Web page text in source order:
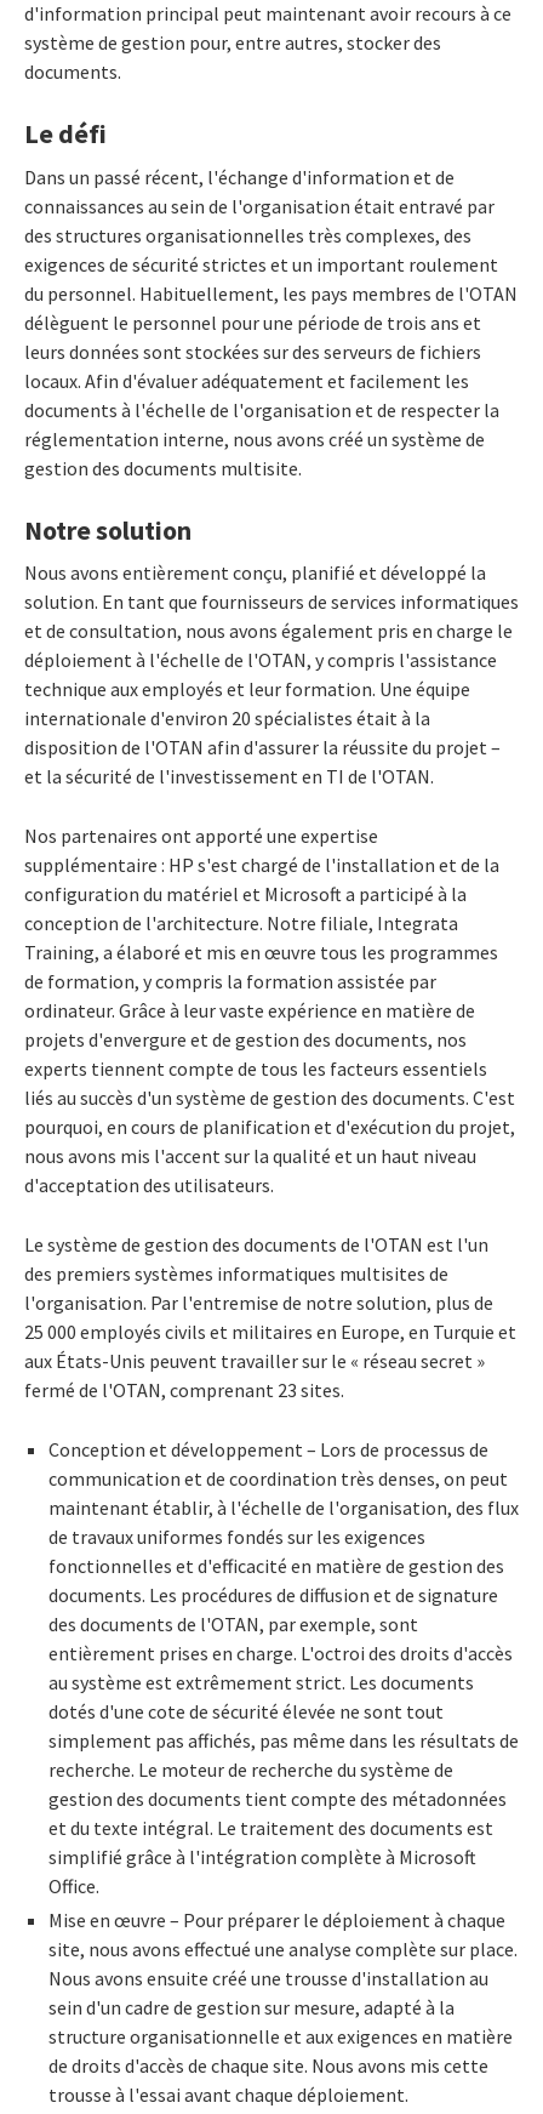
d'information principal peut maintenant avoir recours à ce
système de gestion pour, entre autres, stocker des
documents.
Le défi
Dans un passé récent, l'échange d'information et de
connaissances au sein de l'organisation était entravé par
des structures organisationnelles très complexes, des
exigences de sécurité strictes et un important roulement
du personnel. Habituellement, les pays membres de l'OTAN
délèguent le personnel pour une période de trois ans et
leurs données sont stockées sur des serveurs de fichiers
locaux. Afin d'évaluer adéquatement et facilement les
documents à l'échelle de l'organisation et de respecter la
réglementation interne, nous avons créé un système de
gestion des documents multisite.
Notre solution
Nous avons entièrement conçu, planifié et développé la
solution. En tant que fournisseurs de services informatiques
et de consultation, nous avons également pris en charge le
déploiement à l'échelle de l'OTAN, y compris l'assistance
technique aux employés et leur formation. Une équipe
internationale d'environ 20 spécialistes était à la
disposition de l'OTAN afin d'assurer la réussite du projet –
et la sécurité de l'investissement en TI de l'OTAN.
Nos partenaires ont apporté une expertise
supplémentaire : HP s'est chargé de l'installation et de la
configuration du matériel et Microsoft a participé à la
conception de l'architecture. Notre filiale, Integrata
Training, a élaboré et mis en œuvre tous les programmes
de formation, y compris la formation assistée par
ordinateur. Grâce à leur vaste expérience en matière de
projets d'envergure et de gestion des documents, nos
experts tiennent compte de tous les facteurs essentiels
liés au succès d'un système de gestion des documents. C'est
pourquoi, en cours de planification et d'exécution du projet,
nous avons mis l'accent sur la qualité et un haut niveau
d'acceptation des utilisateurs.
Le système de gestion des documents de l'OTAN est l'un
des premiers systèmes informatiques multisites de
l'organisation. Par l'entremise de notre solution, plus de
25 000 employés civils et militaires en Europe, en Turquie et
aux États-Unis peuvent travailler sur le « réseau secret »
fermé de l'OTAN, comprenant 23 sites.
Conception et développement – Lors de processus de
communication et de coordination très denses, on peut
maintenant établir, à l'échelle de l'organisation, des flux
de travaux uniformes fondés sur les exigences
fonctionnelles et d'efficacité en matière de gestion des
documents. Les procédures de diffusion et de signature
des documents de l'OTAN, par exemple, sont
entièrement prises en charge. L'octroi des droits d'accès
au système est extrêmement strict. Les documents
dotés d'une cote de sécurité élevée ne sont tout
simplement pas affichés, pas même dans les résultats de
recherche. Le moteur de recherche du système de
gestion des documents tient compte des métadonnées
et du texte intégral. Le traitement des documents est
simplifié grâce à l'intégration complète à Microsoft
Office.
Mise en œuvre – Pour préparer le déploiement à chaque
site, nous avons effectué une analyse complète sur place.
Nous avons ensuite créé une trousse d'installation au
sein d'un cadre de gestion sur mesure, adapté à la
structure organisationnelle et aux exigences en matière
de droits d'accès de chaque site. Nous avons mis cette
trousse à l'essai avant chaque déploiement.